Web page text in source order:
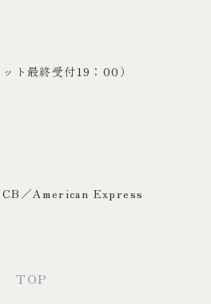
ト最終受付19：00）
／American Express
TOP